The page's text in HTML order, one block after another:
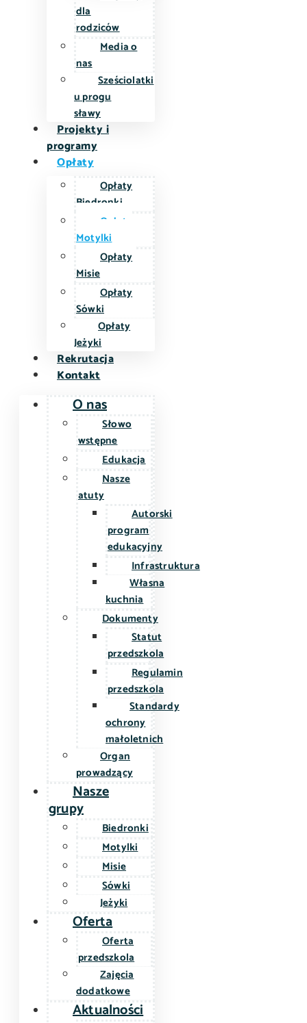
dla
rodziców
Media o
nas
Sześciolatki
u progu
sławy
Projekty i
programy
Opłaty
Opłaty
Biedronki
Opłaty
Motylki
Opłaty
Misie
Opłaty
Sówki
Opłaty
Jeżyki
Rekrutacja
Kontakt
O nas
Słowo
wstępne
Edukacja
Nasze
atuty
Autorski
program
edukacyjny
Infrastruktura
Własna
kuchnia
Dokumenty
Statut
przedszkola
Regulamin
przedszkola
Standardy
ochrony
małoletnich
Organ
prowadzący
Nasze
grupy
Biedronki
Motylki
Misie
Sówki
Jeżyki
Oferta
Oferta
przedszkola
Zajęcia
dodatkowe
Aktualności